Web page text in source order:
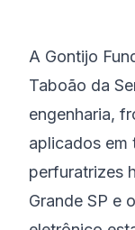
A Gontijo
Taboão da
engenharia,
aplicados em
perfuratrizes
Grande SP e